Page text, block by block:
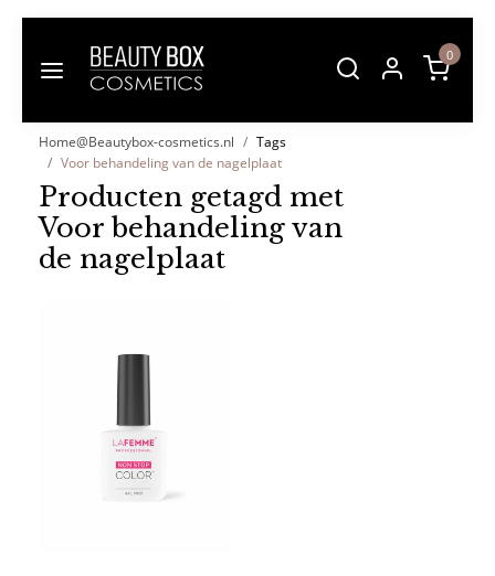
0
Home@Beautybox-cosmetics.nl
Tags
Voor behandeling van de nagelplaat
Producten getagd met
Voor behandeling van
de nagelplaat